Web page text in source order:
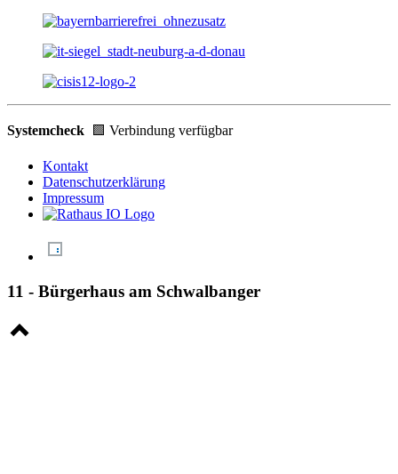
Systemcheck 🟩 Verbindung verfügbar
Kontakt
Datenschutzerklärung
Impressum
11 - Bürgerhaus am Schwalbanger